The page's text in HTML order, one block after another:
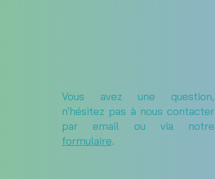
Vous avez une question,
n'hésitez pas à nous contacter
par email ou via notre
formulaire.